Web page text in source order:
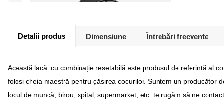
Detalii produs Dimensiune Întrebări frecvente
Această lacăt cu combinație resetabilă este produsul de referință al
folosi cheia maestră pentru găsirea codurilor. Suntem un producător
locul de muncă, birou, spital, supermarket, etc. te rugăm să ne